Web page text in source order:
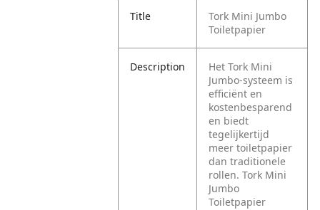
Title
Tork Mini Jumbo
Toiletpapier
Description
Het Tork Mini
Jumbo-systeem is
efficiënt en
kostenbesparend
en biedt
tegelijkertijd
meer toiletpapier
dan traditionele
rollen. Tork Mini
Jumbo
Toiletpapier